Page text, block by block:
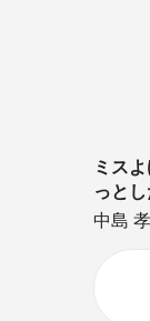
ミス
っと
中島